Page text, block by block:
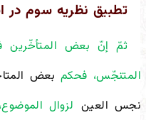
تطبیق نظریه سوم در
ثمّ إنّ بعض
المتنجّس، فحکمبعض
نجس العین لزوال